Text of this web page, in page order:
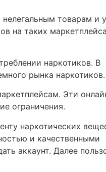
товарам и
на таких
наркотиков. В
рынка наркотиков.
Эти
ограничения.
наркотических
и качественными
аккаунт. Далее